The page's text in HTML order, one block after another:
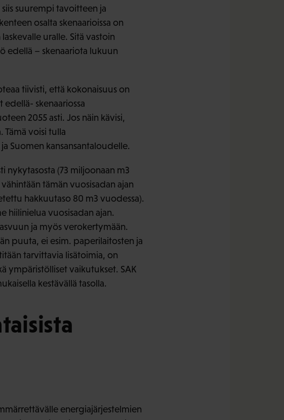
suurempi tavoitteen ja
osalta skenaarioissa on
uralle. Sitä vastoin
edellä – skenaariota lukuun
tiivisti, että kokonaisuus on
skenaariossa
2055 asti. Jos näin kävisi,
voisi tulla
Suomen kansansantaloudelle.
nykytasosta (73 miljoonaan m3
tämän vuosisadan ajan
hakkuutaso 80 m3 vuodessa).
hiilinielua vuosisadan ajan.
ja myös verokertymään.
puuta, ei esim. paperilaitosten ja
tarvittavia lisätoimia, on
ympäristölliset vaikutukset. SAK
kestävällä tasolla.
energiajärjestelmien